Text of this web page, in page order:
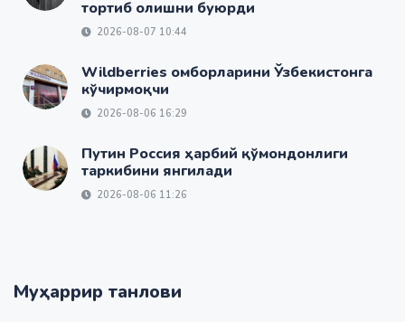
тортиб олишни буюрди
2026-08-07 10:44
Wildberries омборларини Ўзбекистонга
кўчирмоқчи
2026-08-06 16:29
Путин Россия ҳарбий қўмондонлиги
таркибини янгилади
2026-08-06 11:26
Муҳаррир танлови